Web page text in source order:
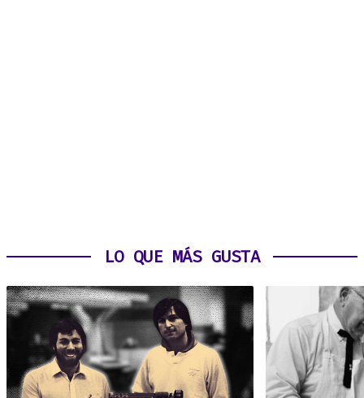
LO QUE MÁS GUSTA